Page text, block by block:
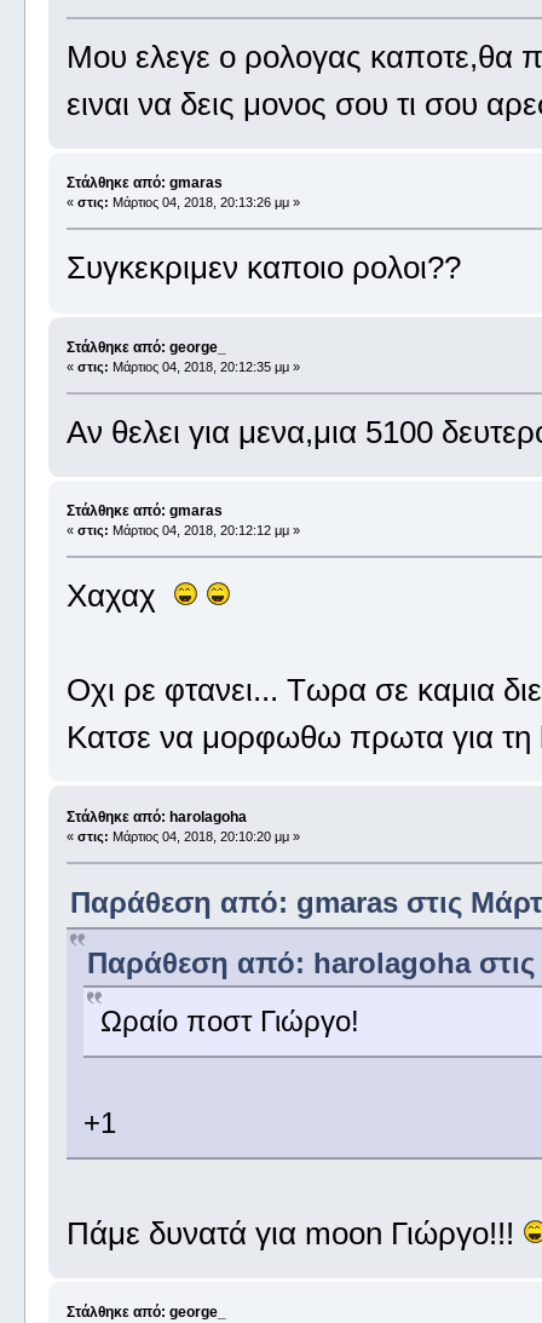
Μου ελεγε ο ρολογας καποτε,θα
ειναι να δεις μονος σου τι σου
Στάλθηκε από: gmaras
« στις: Μάρτιος 04, 2018, 20:13:26 μμ »
Συγκεκριμεν καποιο ρολοι??
Στάλθηκε από: george_
« στις: Μάρτιος 04, 2018, 20:12:35 μμ »
Αν θελει για μενα,μια 5100
Στάλθηκε από: gmaras
« στις: Μάρτιος 04, 2018, 20:12:12 μμ »
Χαχαχ
Οχι ρε φτανει... Τωρα σε καμια
Κατσε να μορφωθω πρωτα για τη
Στάλθηκε από: harolagoha
« στις: Μάρτιος 04, 2018, 20:10:20 μμ »
Παράθεση από: gmaras στις
Παράθεση από: harolagoha στις
Ωραίο ποστ Γιώργο!
+1
Πάμε δυνατά για moon Γιώργο!!!
Στάλθηκε από: george_